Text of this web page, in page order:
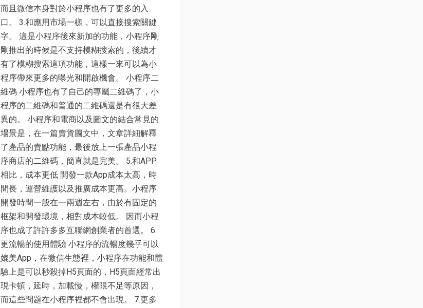
而且微信本身對於小程序也有了更多的入
口。 3.和應用市場一樣，可以直接搜索關鍵
字。 這是小程序後來新加的功能，小程序剛
剛推出的時候是不支持模糊搜索的，後續才
有了模糊搜索這項功能，這樣一來可以為小
程序帶來更多的曝光和開啟機會。 小程序二
維碼 小程序也有了自己的專屬二維碼了，小
程序的二維碼和普通的二維碼還是有很大差
異的。 小程序和電商以及圖文的結合常見的
場景是，在一篇賣貨圖文中，文章詳細解釋
了產品的賣點功能，最後放上一張產品小程
序商店的二維碼，簡直就是完美。 5.和APP
相比，成本更低 開發一款App成本太高，時
間長，運營維護以及推廣成本更高。小程序
開發時間一般在一兩週左右，由於有固定的
框架和開發環境，相對成本較低。 因而小程
序也成了許許多多互聯網創業者的首選。 6.
更流暢的使用體驗 小程序的流暢度幾乎可以
媲美App，在微信生態裡，小程序在功能和體
驗上是可以秒殺掉H5頁面的，H5頁面經常出
現卡頓，延時，加載慢，權限不足等原因，
而這些問題在小程序裡都不會出現。 7.更多